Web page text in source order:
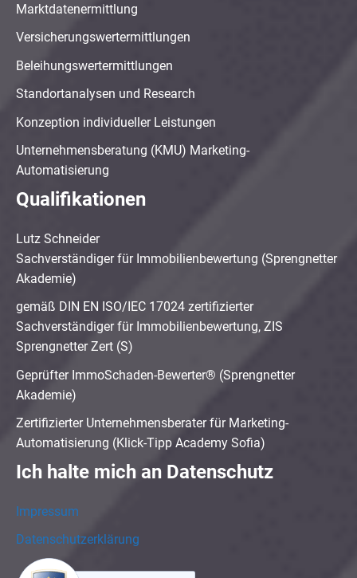
Marktdatenermittlung
Versicherungswertermittlungen
Beleihungswertermittlungen
Standortanalysen und Research
Konzeption individueller Leistungen
Unternehmensberatung (KMU) Marketing-
Automatisierung
Qualifikationen
Lutz Schneider
Sachverständiger für Immobilienbewertung (Sprengnetter
Akademie)
gemäß DIN EN ISO/IEC 17024 zertifizierter
Sachverständiger für Immobilienbewertung, ZIS
Sprengnetter Zert (S)
Geprüfter ImmoSchaden-Bewerter® (Sprengnetter
Akademie)
Zertifizierter Unternehmensberater für Marketing-
Automatisierung (Klick-Tipp Academy Sofia)
Ich halte mich an Datenschutz
Impressum
Datenschutzerklärung